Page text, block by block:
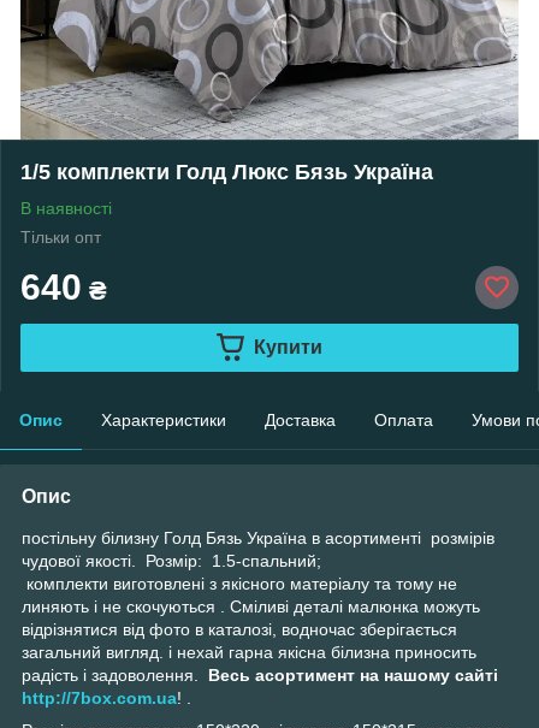
1/5 комплекти Голд Люкс Бязь Україна
В наявності
Тільки опт
640 ₴
Купити
Опис Характеристики Доставка Оплата Умови
Опис
постільну білизну Голд Бязь Україна в асортименті розмірів
чудової якості. Розмір: 1.5-спальний;
комплекти виготовлені з якісного матеріалу та тому не
линяють і не скочуються . Сміливі деталі малюнка можуть
відрізнятися від фото в каталозі, водночас зберігається
загальний вигляд. і нехай гарна якісна білизна приносить
радість і задоволення. Весь асортимент на нашому сайті
http://7box.com.ua! .